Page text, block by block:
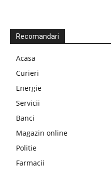
Recomandari
Acasa
Curieri
Energie
Servicii
Banci
Magazin online
Politie
Farmacii